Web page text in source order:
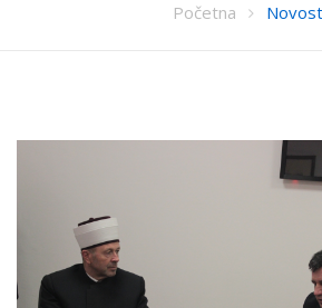
Početna